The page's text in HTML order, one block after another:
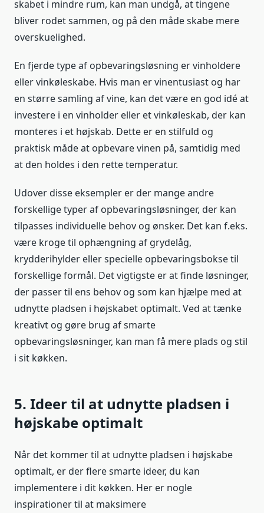
skabet i mindre rum, kan man undgå, at tingene
bliver rodet sammen, og på den måde skabe mere
overskuelighed.
En fjerde type af opbevaringsløsning er vinholdere
eller vinkøleskabe. Hvis man er vinentusiast og har
en større samling af vine, kan det være en god idé at
investere i en vinholder eller et vinkøleskab, der kan
monteres i et højskab. Dette er en stilfuld og
praktisk måde at opbevare vinen på, samtidig med
at den holdes i den rette temperatur.
Udover disse eksempler er der mange andre
forskellige typer af opbevaringsløsninger, der kan
tilpasses individuelle behov og ønsker. Det kan f.eks.
være kroge til ophængning af grydelåg,
krydderihylder eller specielle opbevaringsbokse til
forskellige formål. Det vigtigste er at finde løsninger,
der passer til ens behov og som kan hjælpe med at
udnytte pladsen i højskabet optimalt. Ved at tænke
kreativt og gøre brug af smarte
opbevaringsløsninger, kan man få mere plads og stil
i sit køkken.
5. Ideer til at udnytte pladsen i
højskabe optimalt
Når det kommer til at udnytte pladsen i højskabe
optimalt, er der flere smarte ideer, du kan
implementere i dit køkken. Her er nogle
inspirationer til at maksimere